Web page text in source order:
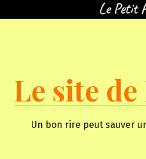
Le site
Un bon rire peut sauver